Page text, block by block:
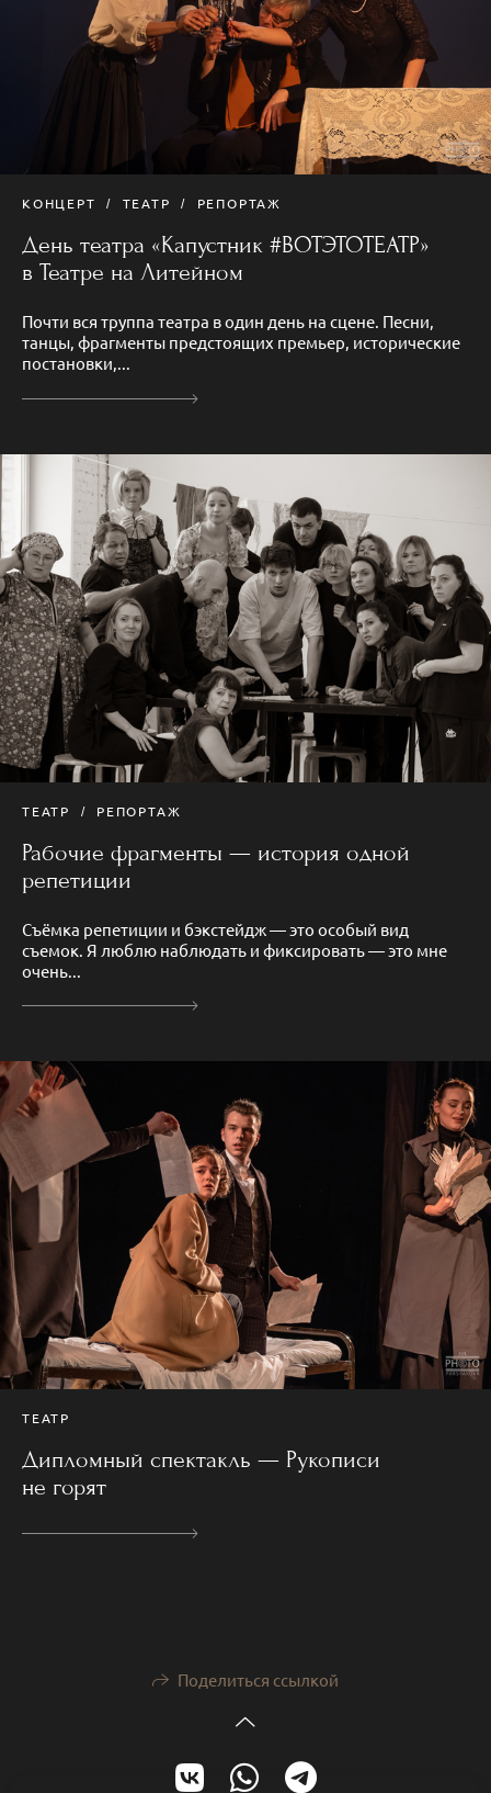
КОНЦЕРТ ТЕАТР РЕПОРТАЖ
День театра «Капустник #ВОТЭТОТЕАТР»
в Театре на Литейном
Почти вся труппа театра в один день на сцене. Песни,
танцы, фрагменты предстоящих премьер, исторические
постановки,...
ТЕАТР РЕПОРТАЖ
Рабочие фрагменты — история одной
репетиции
Съёмка репетиции и бэкстейдж — это особый вид
съемок. Я люблю наблюдать и фиксировать — это мне
очень...
ТЕАТР
Дипломный спектакль — Рукописи
не горят
Поделиться ссылкой